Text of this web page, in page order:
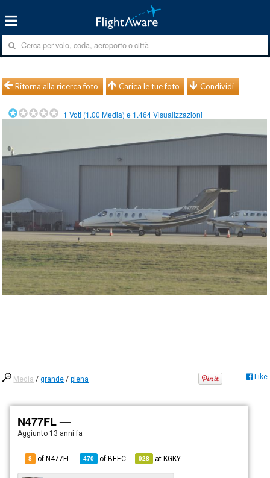
Ritorna alla ricerca foto Carica le tue foto Condividi
1 Voti (1.00 Media) e 1.464Visualizzazioni
Media /grande /piena Like
N477FL —
Aggiunto 13 anni fa
8 of N477FL 470 ofBEEC 928 atKGKY